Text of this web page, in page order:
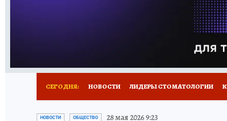
НОВОЕ
СЕГОДНЯ: НОВОСТИ ЛИДЕРЫ СТОМАТОЛОГИИ
ВОЕНКОРЫ УКРАИНА: СВОДКА
НОВОСТИ ОБЩЕСТВО 28 мая 2026 9:23